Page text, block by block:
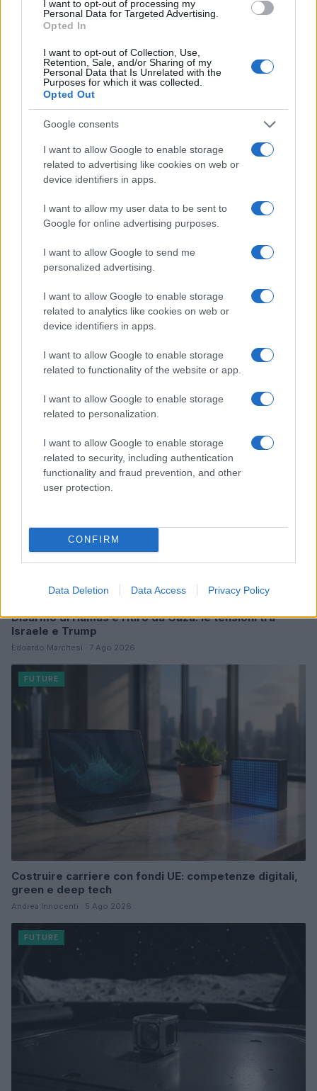
I want to opt-out of processing my
Personal Data for Targeted Advertising.
Opted In
I want to opt-out of Collection, Use,
Retention, Sale, and/or Sharing of my
Personal Data that Is Unrelated with the
Purposes for which it was collected.
Opted Out
Google consents
I want to allow Google to enable storage
related to advertising like cookies on web or
device identifiers in apps.
I want to allow my user data to be sent to
Google for online advertising purposes.
I want to allow Google to send me
personalized advertising.
I want to allow Google to enable storage
related to analytics like cookies on web or
device identifiers in apps.
I want to allow Google to enable storage
related to functionality of the website or app.
I want to allow Google to enable storage
related to personalization.
I want to allow Google to enable storage
related to security, including authentication
functionality and fraud prevention, and other
user protection.
CONFIRM
Data Deletion Data Access Privacy Policy
Staff
FUTURE
Disarmo di Hamas e ritiro da Gaza: le tensioni tra
Israele e Trump
Edoardo Marchesi · 7 Ago 2026
FUTURE
Costruire carriere con fondi UE: competenze digitali,
green e deep tech
Andrea Innocenti · 5 Ago 2026
FUTURE